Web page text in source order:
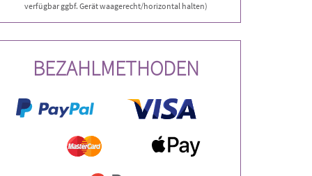
verfügbar ggbf. Gerät waagerecht/horizontal halten)
BEZAHLMETHODEN